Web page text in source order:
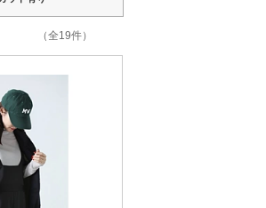
（全19件）